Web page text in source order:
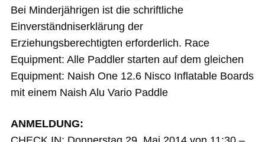
Bei Minderjährigen ist die schriftliche
Einverständniserklärung der
Erziehungsberechtigten erforderlich. Race
Equipment: Alle Paddler starten auf dem gleichen
Equipment: Naish One 12.6 Nisco Inflatable Boards
mit einem Naish Alu Vario Paddle
ANMELDUNG: